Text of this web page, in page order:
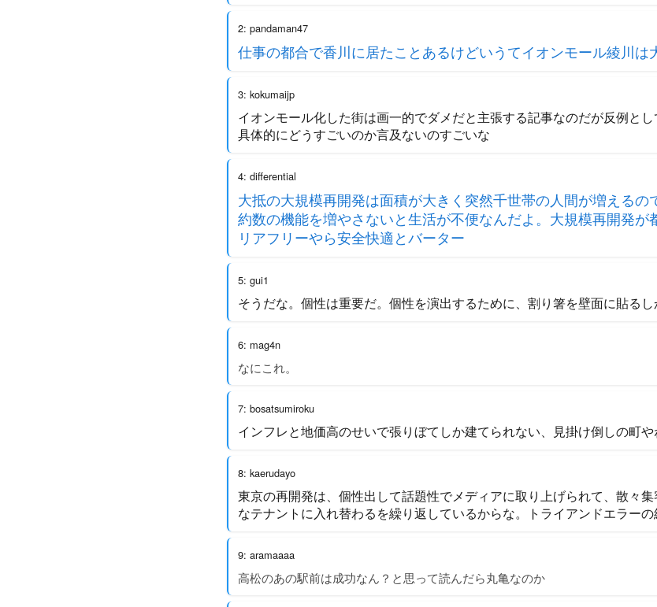
2: pandaman47
仕事の都合で香川に居たことあるけどいうてイオンモール綾川は
3: kokumaijp
イオンモール化した街は画一的でダメだと主張する記事なのだが反例と
具体的にどうすごいのか言及ないのすごいな
4: differential
大抵の大規模再開発は面積が大きく突然千世帯の人間が増えるの
約数の機能を増やさないと生活が不便なんだよ。大規模再開発が
リアフリーやら安全快適とバーター
5: gui1
そうだな。個性は重要だ。個性を演出するために、割り箸を壁面に貼る
6: mag4n
なにこれ。
7: bosatsumiroku
インフレと地価高のせいで張りぼてしか建てられない、見掛け倒しの町や
8: kaerudayo
東京の再開発は、個性出して話題性でメディアに取り上げられて、散々
なテナントに入れ替わるを繰り返しているからな。トライアンドエラーの
9: aramaaaa
高松のあの駅前は成功なん？と思って読んだら丸亀なのか